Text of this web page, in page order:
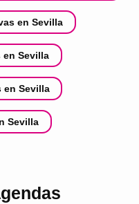
en Sevilla
en Sevilla
en Sevilla
Sevilla